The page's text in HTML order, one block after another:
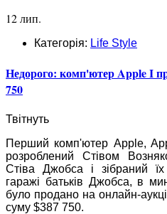
12 лип.
Категорія: Life Style
Недорого: комп'ютер Apple I
750
Твітнуть
Перший комп'ютер Apple,
розроблений Стівом
Стіва Джобса і зібраний
гаражі батьків Джобса, в
було продано на онлайн-
суму $387 750.